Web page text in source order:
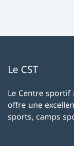
Le CST
Le Centre sportif
offre une
sports, camps